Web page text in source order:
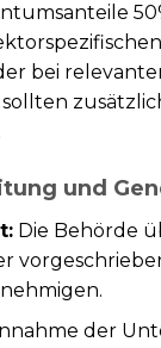
bei
und
Die Behörde
der